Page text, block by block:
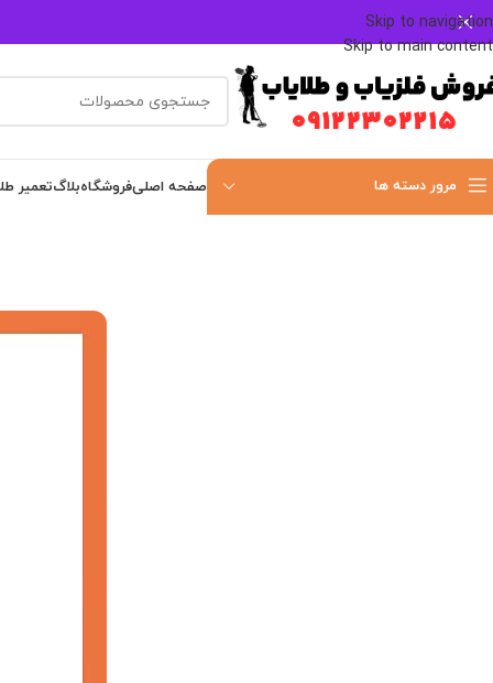
Skip to navigation
Skip to main content
مرور دسته ها صفحه اصلیفروشگاهبلاگتعمیر